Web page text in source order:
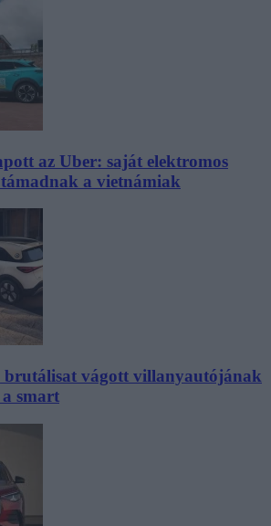
az Uber: saját elektromos
a vietnámiak
brutálisat vágott villanyautójának
smart